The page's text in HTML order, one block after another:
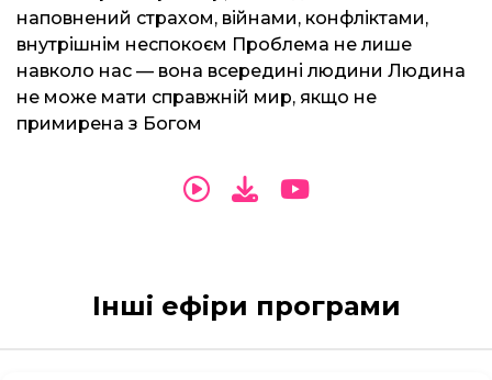
наповнений страхом, війнами, конфліктами,
внутрішнім неспокоєм Проблема не лише
навколо нас — вона всередині людини Людина
не може мати справжній мир, якщо не
примирена з Богом
Інші ефіри програми